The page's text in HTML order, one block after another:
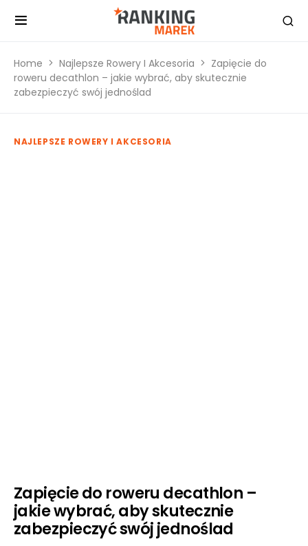
Home Najlepsze Rowery I Akcesoria
Zapięcie do
roweru decathlon – jakie wybrać, aby skutecznie
zabezpieczyć swój jednoślad
NAJLEPSZE ROWERY I AKCESORIA
Zapięcie do roweru decathlon –
jakie wybrać, aby skutecznie
zabezpieczyć swój jednoślad